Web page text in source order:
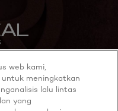
web kami,
meningkatkan
lalu lintas
yang